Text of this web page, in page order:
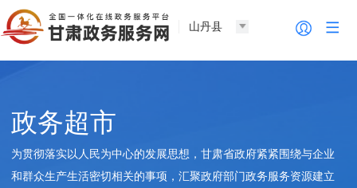
山丹县
政务超市
为贯彻落实以人民为中心的发展思想，甘肃省政府紧紧围绕与企业
和群众生产生活密切相关的事项，汇聚政府部门政务服务资源建立